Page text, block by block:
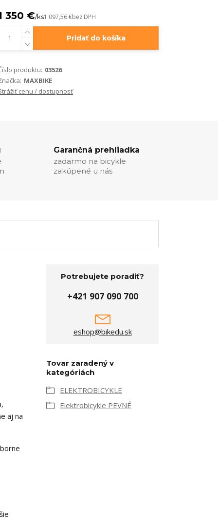
350 €/ks1 097,56 €bez DPH
Pridať do košíka
produktu: 03526
MAXBIKE
cenu / dostupnosť
Garančná prehliadka
zadarmo na bicykle
zakúpené u nás
aj na
Potrebujete poradiť?
+421 907 090 700
eshop@bikedu.sk
Tovar zaradený v
kategóriách
ELEKTROBICYKLE
Elektrobicykle PEVNÉ